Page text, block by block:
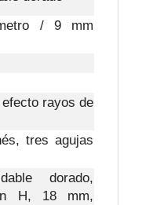
/ 9 mm
rayos de
tres agujas
dorado,
H, 18 mm,